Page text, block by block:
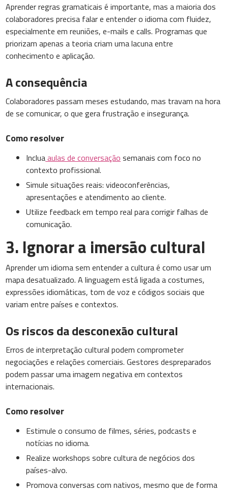
Aprender regras gramaticais é importante, mas a maioria dos
colaboradores precisa falar e entender o idioma com fluidez,
especialmente em reuniões, e-mails e calls. Programas que
priorizam apenas a teoria criam uma lacuna entre
conhecimento e aplicação.
A consequência
Colaboradores passam meses estudando, mas travam na hora
de se comunicar, o que gera frustração e insegurança.
Como resolver
Incluaaulas de conversação semanais com foco no
contexto profissional.
Simule situações reais: videoconferências,
apresentações e atendimento ao cliente.
Utilize feedback em tempo real para corrigir falhas de
comunicação.
3. Ignorar a imersão cultural
Aprender um idioma sem entender a cultura é como usar um
mapa desatualizado. A linguagem está ligada a costumes,
expressões idiomáticas, tom de voz e códigos sociais que
variam entre países e contextos.
Os riscos da desconexão cultural
Erros de interpretação cultural podem comprometer
negociações e relações comerciais. Gestores despreparados
podem passar uma imagem negativa em contextos
internacionais.
Como resolver
Estimule o consumo de filmes, séries, podcasts e
notícias no idioma.
Realize workshops sobre cultura de negócios dos
países-alvo.
Promova conversas com nativos, mesmo que de forma